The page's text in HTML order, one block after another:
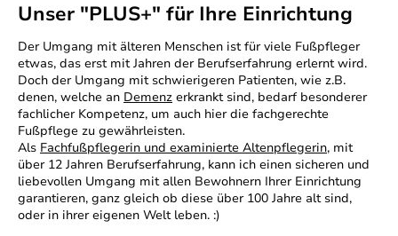
Unser "PLUS+" für Ihre Einrichtung
Der Umgang mit älteren Menschen ist für viele Fußpfleger
etwas, das erst mit Jahren der Berufserfahrung erlernt wird.
Doch der Umgang mit schwierigeren Patienten, wie z.B.
denen, welche an Demenz erkrankt sind, bedarf besonderer
fachlicher Kompetenz, um auch hier die fachgerechte
Fußpflege zu gewährleisten.
Als Fachfußpflegerin und examinierte Altenpflegerin, mit
über 12 Jahren Berufserfahrung, kann ich einen sicheren und
liebevollen Umgang mit allen Bewohnern Ihrer Einrichtung
garantieren, ganz gleich ob diese über 100 Jahre alt sind,
oder in ihrer eigenen Welt leben. :)